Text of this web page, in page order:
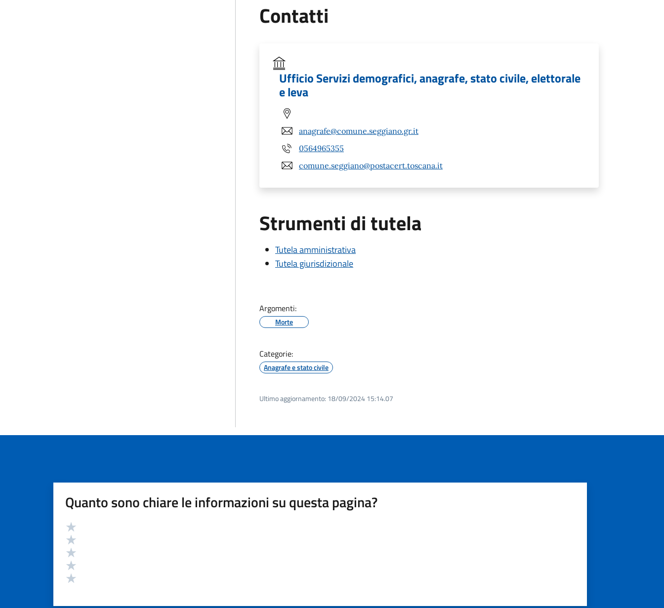
Contatti
Ufficio Servizi demografici, anagrafe, stato civile, elettorale
e leva
anagrafe@comune.seggiano.gr.it
0564965355
comune.seggiano@postacert.toscana.it
Strumenti di tutela
Tutela amministrativa
Tutela giurisdizionale
Argomenti:
Morte
Categorie:
Anagrafe e stato civile
Ultimo aggiornamento: 18/09/2024 15:14.07
Quanto sono chiare le informazioni su questa pagina?
Valutazione